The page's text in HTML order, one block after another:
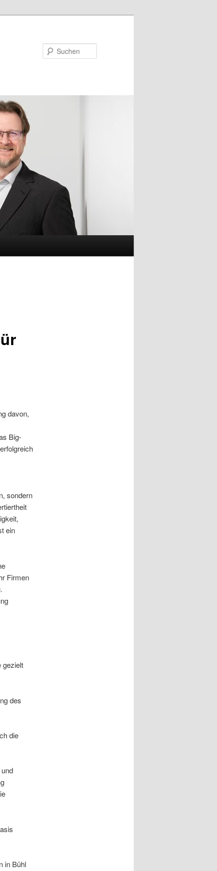
davon,
Big-
sondern
ein
Firmen
gezielt
des
die
in Bühl